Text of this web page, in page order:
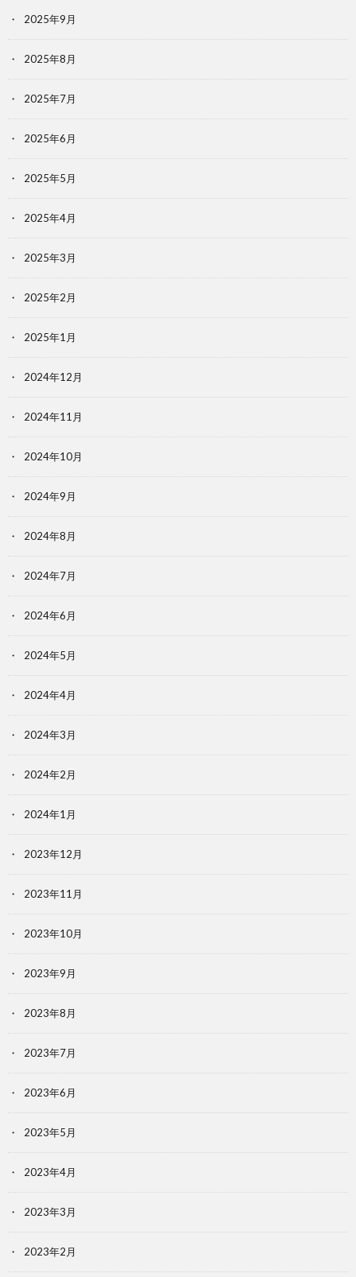
2025年9月
2025年8月
2025年7月
2025年6月
2025年5月
2025年4月
2025年3月
2025年2月
2025年1月
2024年12月
2024年11月
2024年10月
2024年9月
2024年8月
2024年7月
2024年6月
2024年5月
2024年4月
2024年3月
2024年2月
2024年1月
2023年12月
2023年11月
2023年10月
2023年9月
2023年8月
2023年7月
2023年6月
2023年5月
2023年4月
2023年3月
2023年2月